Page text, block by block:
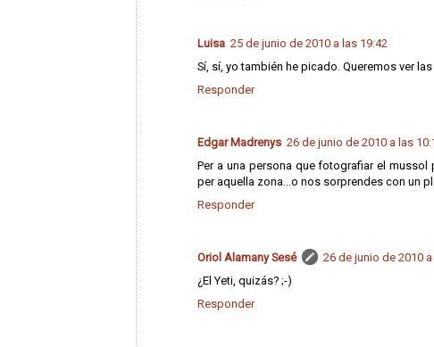
Luisa 25 de junio de 2010 a las 19:42
Sí, sí, yo también he picado. Queremos ver
Responder
Edgar Madrenys 26 de junio de 2010 a las
Per a una persona que fotografiar el mussol
per aquella zona...o nos sorprendes con un
Responder
Oriol Alamany Sesé
26 de junio de 2010
¿El Yeti, quizás? ;-)
Responder